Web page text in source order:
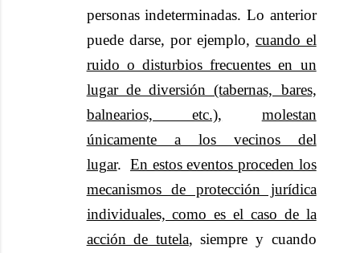
personas indeterminadas. Lo anterior
puede darse, por ejemplo, cuando el
ruido o disturbios frecuentes en un
lugar de diversión (tabernas, bares,
balnearios, etc.),
molestan
únicamente a los vecinos del
lugar. En estos eventos proceden los
mecanismos de protección jurídica
individuales, como es el caso de la
acción de tutela, siempre y cuando